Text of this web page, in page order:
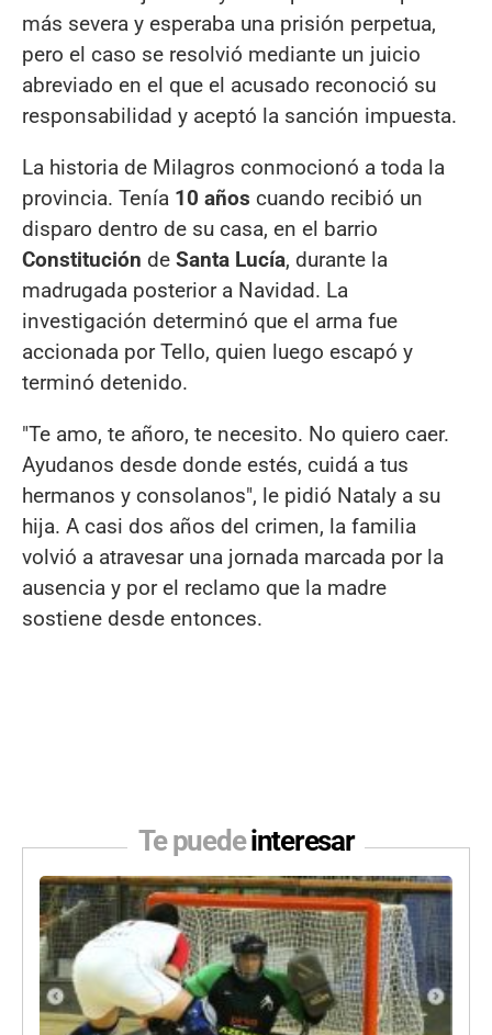
más severa y esperaba una prisión perpetua,
pero el caso se resolvió mediante un juicio
abreviado en el que el acusado reconoció su
responsabilidad y aceptó la sanción impuesta.
La historia de Milagros conmocionó a toda la
provincia. Tenía 10 años cuando recibió un
disparo dentro de su casa, en el barrio
Constitución de Santa Lucía, durante la
madrugada posterior a Navidad. La
investigación determinó que el arma fue
accionada por Tello, quien luego escapó y
terminó detenido.
"Te amo, te añoro, te necesito. No quiero caer.
Ayudanos desde donde estés, cuidá a tus
hermanos y consolanos", le pidió Nataly a su
hija. A casi dos años del crimen, la familia
volvió a atravesar una jornada marcada por la
ausencia y por el reclamo que la madre
sostiene desde entonces.
Te puedeinteresar